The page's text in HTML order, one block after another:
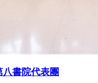
書院代表團